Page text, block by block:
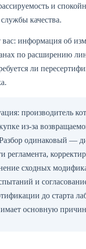
и
качества.
информация об
по расширению
ли
производитель
из-за
одинаковый —
регламента,
сходных
и
до старта
основную